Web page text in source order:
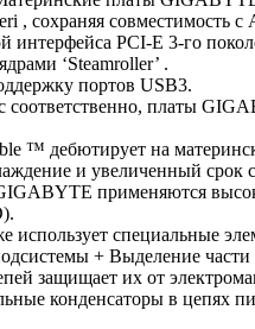
, сохраняя совместимость
PCI-E 3-го
‘Steamroller’ .
портов USB3.
платы
дебютирует на
и увеличенный срок
применяются
специальные
+ Выделение
защищает их от
конденсаторы в